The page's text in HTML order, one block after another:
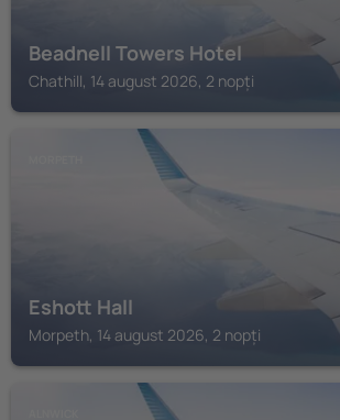
Beadnell Towers Hotel
Chathill, 14 august 2026, 2 nopți
Eshott Hall
Morpeth, 14 august 2026, 2 nopți